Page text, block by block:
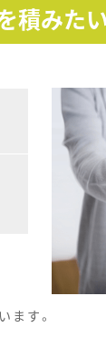
積みた
す。